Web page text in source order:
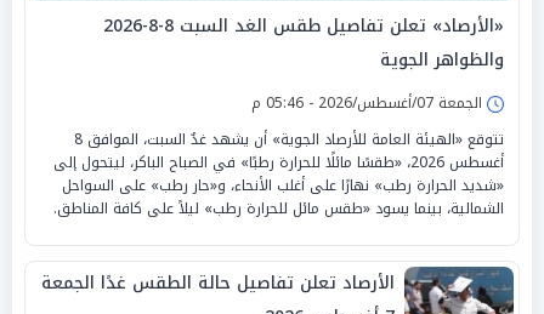
«الأرصاد» تعلن تفاصيل طقس الغد السبت 8-8-2026
والظواهر الجوية
الجمعة 07/أغسطس/2026 - 05:46 م
تتوقع «الهيئة العامة للأرصاد الجوية» أن يشهد غدٌ السبت، الموافق 8
أغسطس 2026، «طقسًا مائلًا للحرارة رطبًا» في الصباح الباكر، ليتحول إلى
«شديد الحرارة رطب» نهارًا على أغلب الأنحاء، و«حار رطب» على السواحل
الشمالية، بينما يسود «طقس مائل للحرارة رطب» ليلاً على كافة المناطق.
الأرصاد تعلن تفاصيل حالة الطقس غدًا الجمعة